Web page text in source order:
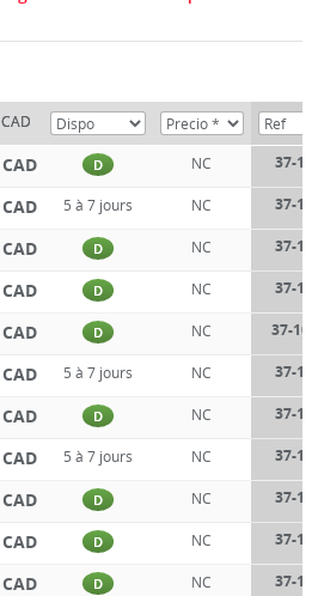
CAD
CAD D NC 37-
CAD 5 à 7 jours NC 37-
CAD D NC 37-
CAD D NC 37-
CAD D NC 37-
CAD 5 à 7 jours NC 37-
CAD D NC 37-
CAD 5 à 7 jours NC 37-
CAD D NC 37-
CAD D NC 37-
CAD D NC 37-